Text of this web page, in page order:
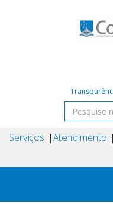
Serviços Atendimento